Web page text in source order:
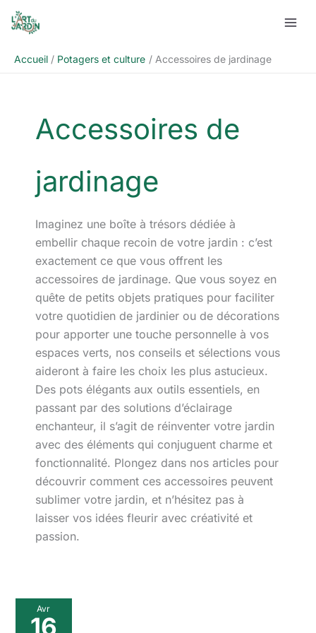
Aller
Accueil
Potagers et culture Accessoires de jardinage
Accessoires de
jardinage
Imaginez une boîte à trésors dédiée à
embellir chaque recoin de votre jardin : c’est
exactement ce que vous offrent les
accessoires de jardinage. Que vous soyez en
quête de petits objets pratiques pour faciliter
votre quotidien de jardinier ou de décorations
pour apporter une touche personnelle à vos
espaces verts, nos conseils et sélections vous
aideront à faire les choix les plus astucieux.
Des pots élégants aux outils essentiels, en
passant par des solutions d’éclairage
enchanteur, il s’agit de réinventer votre jardin
avec des éléments qui conjuguent charme et
fonctionnalité. Plongez dans nos articles pour
découvrir comment ces accessoires peuvent
sublimer votre jardin, et n’hésitez pas à
laisser vos idées fleurir avec créativité et
passion.
Avr
16
Test
:
Rechercher